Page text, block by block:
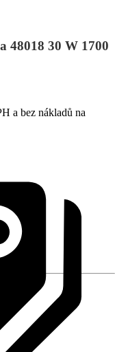
48018 30 W 1700
a bez nákladů na